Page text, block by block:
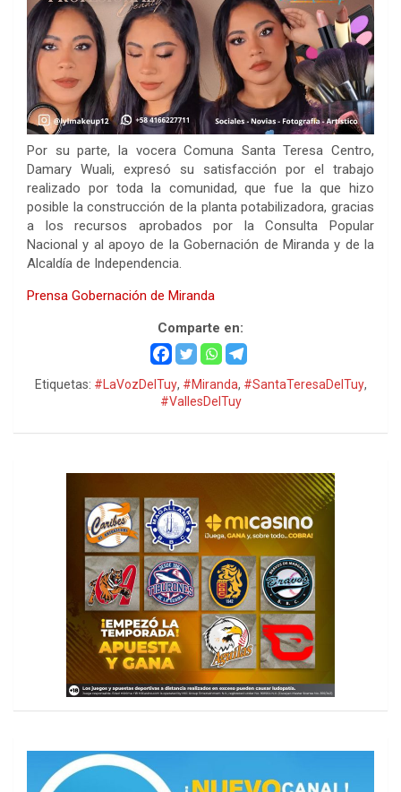
Por su parte, la vocera Comuna Santa Teresa Centro,
Damary Wuali, expresó su satisfacción por el trabajo
realizado por toda la comunidad, que fue la que hizo
posible la construcción de la planta potabilizadora, gracias
a los recursos aprobados por la Consulta Popular
Nacional y al apoyo de la Gobernación de Miranda y de la
Alcaldía de Independencia.
Prensa Gobernación de Miranda
Comparte en:
Etiquetas: #LaVozDelTuy, #Miranda, #SantaTeresaDelTuy,
#VallesDelTuy